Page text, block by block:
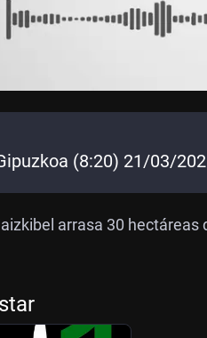
(8:20) 21/03/
arrasa 30 hectáreas